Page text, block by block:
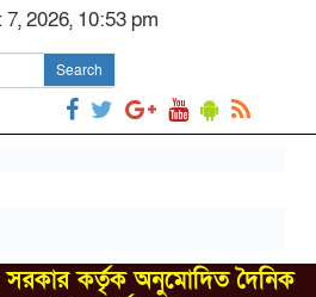
2026, 10:53 pm
Search
সরকার কর্তৃক অনুমোদিত দৈনিক